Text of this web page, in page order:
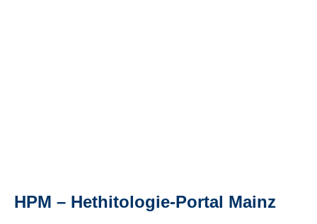
HPM – Hethitologie-Portal Mainz